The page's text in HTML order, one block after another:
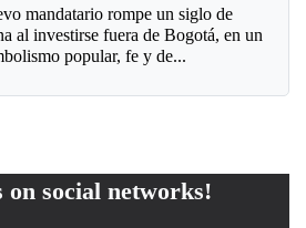
mandatario rompe un siglo de
al investirse fuera de Bogotá, en un
popular, fe y de...
on social networks!